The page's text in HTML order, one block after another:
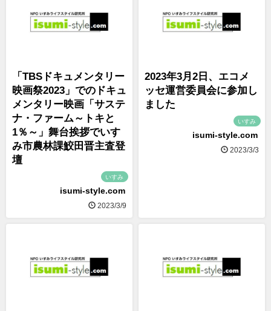
「TBSドキュメンタリー
映画祭2023」でのドキュ
メンタリー映画「サステ
ナ・ファーム～トキと
1％～」舞台挨拶でいす
み市農林課鮫田晋主査登
壇
いすみ
isumi-style.com
2023/3/9
2023年3月2日、エコメ
ッセ運営委員会に参加し
ました
いすみ
isumi-style.com
2023/3/3